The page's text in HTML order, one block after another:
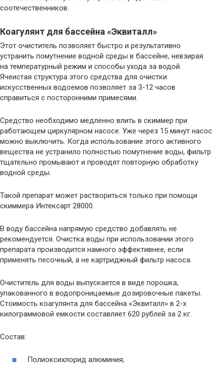
соотечественников.
Коагулянт для бассейна «Эквиталл»
Этот очиститель позволяет быстро и результативно
устранить помутнение водной среды в бассейне, невзирая
на температурный режим и способы ухода за водой.
Ячеистая структура этого средства для очистки
искусственных водоемов позволяет за 3-12 часов
справиться с посторонними примесями.
Средство необходимо медленно влить в скиммер при
работающем циркулярном насосе. Уже через 15 минут насос
можно выключить. Когда использование этого активного
вещества не устранило полностью помутнение воды, фильтр
тщательно промывают и проводят повторную обработку
водной среды.
Такой препарат может раствориться только при помощи
скиммера Интексарт 28000.
В воду бассейна напрямую средство добавлять не
рекомендуется. Очистка воды при использовании этого
препарата производится намного эффективнее, если
применять песочный, а не картриджный фильтр насоса.
Очиститель для воды выпускается в виде порошка,
упакованного в водопроницаемые дозировочные пакеты.
Стоимость коагулянта для бассейна «Эквиталл» в 2-х
килограммовой емкости составляет 620 рублей за 2 кг.
Состав:
Полиоксихлорид алюминия;